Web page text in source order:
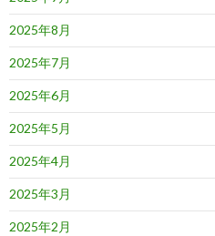
2025年8月
2025年7月
2025年6月
2025年5月
2025年4月
2025年3月
2025年2月